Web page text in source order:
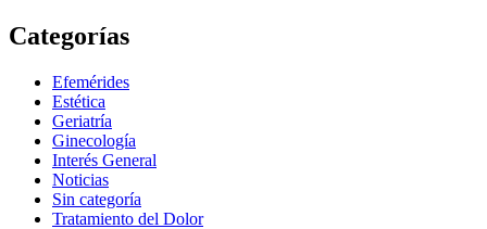
Categorías
Efemérides
Estética
Geriatría
Ginecología
Interés General
Noticias
Sin categoría
Tratamiento del Dolor